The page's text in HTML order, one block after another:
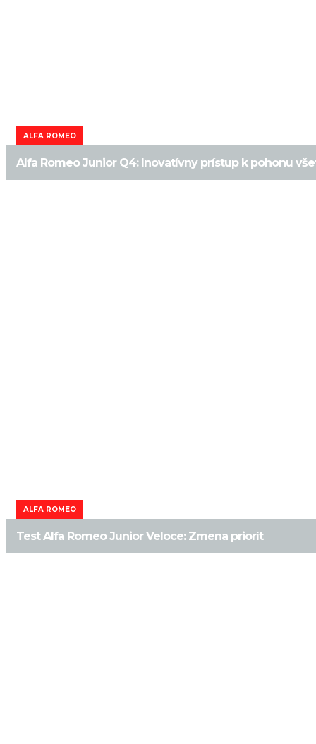
ALFA ROMEO
Alfa Romeo Junior Q4: Inovatívny prístup k pohonu
ALFA ROMEO
Test Alfa Romeo Junior Veloce: Zmena priorít